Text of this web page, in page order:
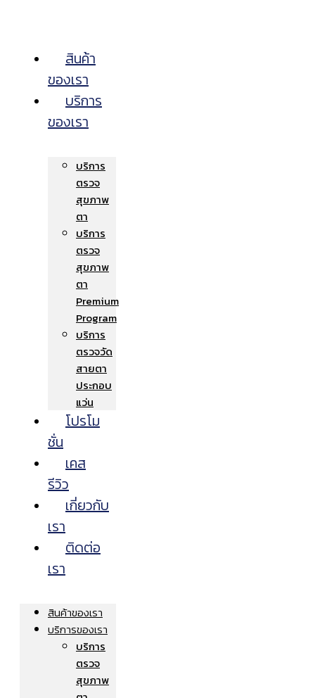
สินค้า
ของเรา
บริการ
ของเรา
บริการ
ตรวจ
สุขภาพ
ตา
บริการ
ตรวจ
สุขภาพ
ตา
Premium
Program
บริการ
ตรวจวัด
สายตา
ประกอบ
แว่น
โปรโม
ชั่น
เคส
รีวิว
เกี่ยวกับ
เรา
ติดต่อ
เรา
สินค้าของเรา
บริการของเรา
บริการ
ตรวจ
สุขภาพ